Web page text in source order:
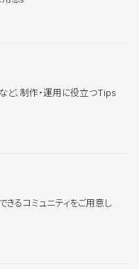
ど、制作・運用に役立つTips
るコミュニティをご用意し